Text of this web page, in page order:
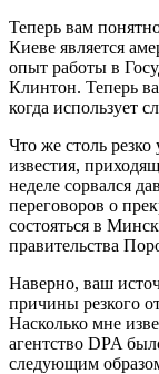
Теперь вам
Киеве является
опыт работы в
Клинтон. Теперь
когда использует
Что же столь
известия,
неделе сорвался
переговоров о
состояться в
правительства
Наверно, ваш
причины резкого
Насколько мне
агентство DPA
следующим